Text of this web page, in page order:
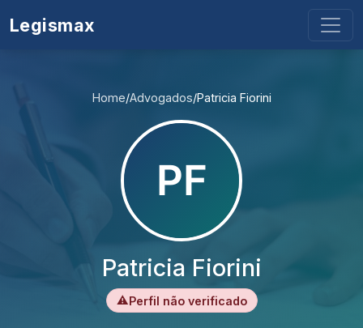
Legismax
Home/Advogados/Patricia Fiorini
Patricia Fiorini
⚠Perfil não verificado